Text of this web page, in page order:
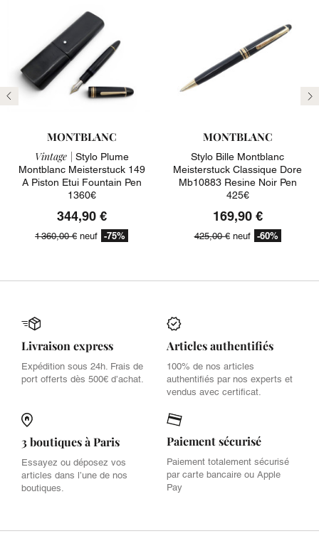
Précédent
MONTBLANC
Vintage | Stylo Plume
Montblanc Meisterstuck 149
A Piston Etui Fountain Pen
1360€
344,90 €
1 360,00 € neuf -75%
MONTBLANC
Stylo Bille Montblanc
Meisterstuck Classique Dore
Mb10883 Resine Noir Pen
425€
169,90 €
425,00 €neuf -60%
Livraison express
Expédition sous 24h. Frais de
port offerts dès 500€ d’achat.
Articles authentifiés
100% de nos articles
authentifiés par nos experts et
vendus avec certificat.
3 boutiques à Paris
Essayez ou déposez vos
articles dans l’une de nos
boutiques.
Paiement sécurisé
Paiement totalement sécurisé
par carte bancaire ou Apple
Pay